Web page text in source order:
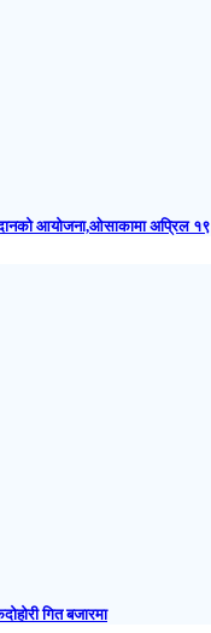
आयोजना,ओसाकामा अप्रिल १९
गित बजारमा